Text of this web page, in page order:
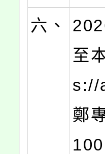
六、
至
s://
鄭